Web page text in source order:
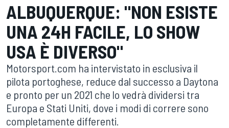
ALBUQUERQUE: "NON ESISTE
UNA 24H FACILE, LO SHOW
USA È DIVERSO"
Motorsport.com ha intervistato in esclusiva il
pilota portoghese, reduce dal successo a Daytona
e pronto per un 2021 che lo vedrà dividersi tra
Europa e Stati Uniti, dove i modi di correre sono
completamente differenti.